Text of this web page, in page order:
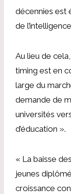
décennies est
de
Au lieu de
timing est en
large du
demande de
universités
d’éducation ».
« La baisse
jeunes
croissance